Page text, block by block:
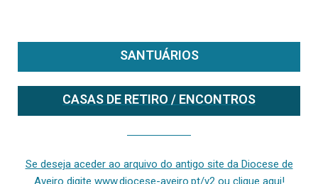
SANTUÁRIOS
CASAS DE RETIRO / ENCONTROS
Se deseja aceder ao arquivo do antigo site da Diocese de
Aveiro digite www.diocese-aveiro.pt/v2 ou clique aqui!